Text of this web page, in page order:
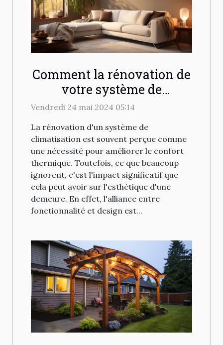
Comment la rénovation de
votre système de
climatisation peut
votre maison
Vendredi 24 mai 2024 05:14
La rénovation d'un système de
climatisation est souvent perçue comme
une nécessité pour améliorer le confort
thermique. Toutefois, ce que beaucoup
ignorent, c'est l'impact significatif que
cela peut avoir sur l'esthétique d'une
demeure. En effet, l'alliance entre
fonctionnalité et design est...